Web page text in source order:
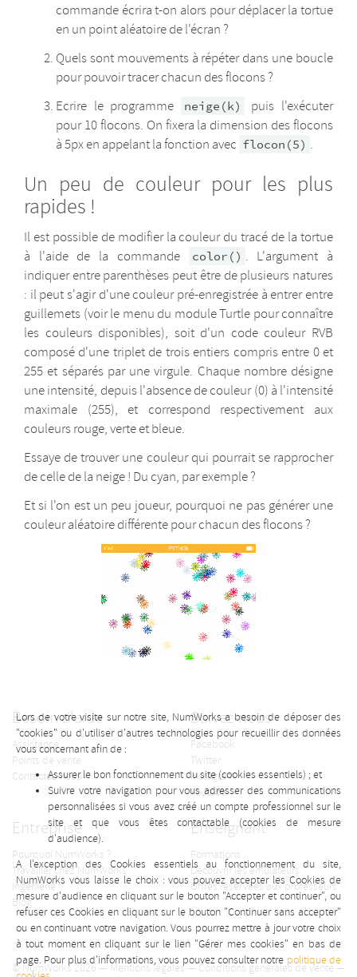
commande écrira t-on alors pour déplacer la tortue
en un point aléatoire de l'écran ?
Quels sont mouvements à répéter dans une boucle
pour pouvoir tracer chacun des flocons ?
Ecrire le programme
neige(k)
puis l'exécuter
pour 10 flocons. On fixera la dimension des flocons
à 5px en appelant la fonction avec flocon(5) .
Un peu de couleur pour les plus
rapides !
Il est possible de modifier la couleur du tracé de la tortue
à l'aide de la commande
color() . L'argument à
indiquer entre parenthèses peut être de plusieurs natures
: il peut s'agir d'une couleur pré-enregistrée à entrer entre
guillemets (voir le menu du module Turtle pour connaître
les couleurs disponibles), soit d'un code couleur RVB
composé d'une triplet de trois entiers compris entre 0 et
255 et séparés par une virgule. Chaque nombre désigne
une intensité, depuis l'absence de couleur (0) à l'intensité
maximale (255), et correspond respectivement aux
couleurs rouge, verte et bleue.
Essaye de trouver une couleur qui pourrait se rapprocher
de celle de la neige ! Du cyan, par exemple ?
Et si l'on est un peu joueur, pourquoi ne pas générer une
couleur aléatoire différente pour chacun des flocons ?
Lors de votre visite sur notre site, NumWorks a besoin de déposer des
"cookies" ou d'utiliser d'autres technologies pour recueillir des données
vous concernant afin de :
Assurer le bon fonctionnement du site (cookies essentiels) ; et
Suivre votre navigation pour vous adresser des communications
personnalisées si vous avez créé un compte professionnel sur le
site et que vous êtes contactable (cookies de mesure
d'audience).
A l'exception des Cookies essentiels au fonctionnement du site,
NumWorks vous laisse le choix : vous pouvez accepter les Cookies de
mesure d'audience en cliquant sur le bouton "Accepter et continuer", ou
refuser ces Cookies en cliquant sur le bouton "Continuer sans accepter"
ou en continuant votre navigation. Vous pourrez mettre à jour votre choix
à tout moment en cliquant sur le lien "Gérer mes cookies" en bas de
page. Pour plus d'informations, vous pouvez consulter notre politique de
Besoin d'aide
Assistance
Points de vente
Contactez-nous
Suivez-nous
Facebook
Twitter
Instagram
Youtube
Entreprise
Pourquoi NumWorks ?
Travailler chez NumWorks
Ingénierie
Blog
Enseignant
Formations
Découvrir les émulateurs
Offres réservées aux professeurs
© NumWorks 2026 — Mentions légales—Conditions générales de vente—